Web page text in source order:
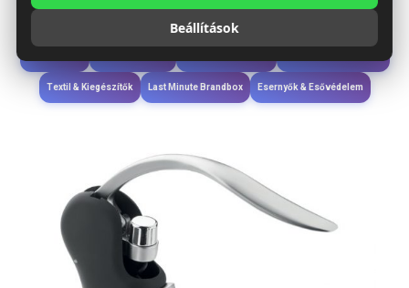
Wellness & Ápolás
Textil & Kiegészítők Last Minute Brandbox Esernyők & Esővédelem
Beállítások